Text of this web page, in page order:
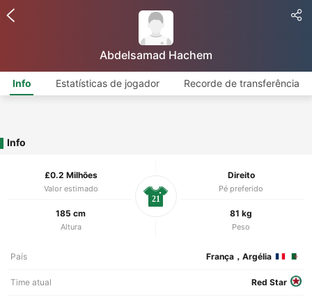
Abdelsamad Hachem
Info Estatísticas de jogador Recorde de transferência
Info
£0.2 Milhões
Valor estimado
Direito
Pé preferido
185 cm
Altura
81 kg
Peso
21
País França，Argélia
Time atual Red Star